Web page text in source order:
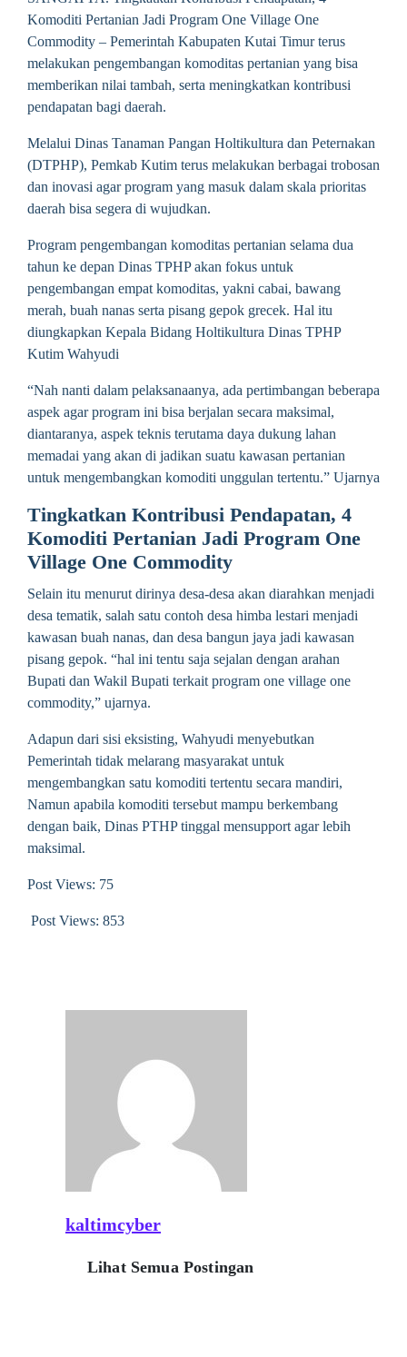
Komoditi Pertanian Jadi Program One Village One
Commodity – Pemerintah Kabupaten Kutai Timur terus
melakukan pengembangan komoditas pertanian yang bisa
memberikan nilai tambah, serta meningkatkan kontribusi
pendapatan bagi daerah.
Melalui Dinas Tanaman Pangan Holtikultura dan Peternakan
(DTPHP), Pemkab Kutim terus melakukan berbagai trobosan
dan inovasi agar program yang masuk dalam skala prioritas
daerah bisa segera di wujudkan.
Program pengembangan komoditas pertanian selama dua
tahun ke depan Dinas TPHP akan fokus untuk
pengembangan empat komoditas, yakni cabai, bawang
merah, buah nanas serta pisang gepok grecek. Hal itu
diungkapkan Kepala Bidang Holtikultura Dinas TPHP
Kutim Wahyudi
“Nah nanti dalam pelaksanaanya, ada pertimbangan beberapa
aspek agar program ini bisa berjalan secara maksimal,
diantaranya, aspek teknis terutama daya dukung lahan
memadai yang akan di jadikan suatu kawasan pertanian
untuk mengembangkan komoditi unggulan tertentu.” Ujarnya
Tingkatkan Kontribusi Pendapatan, 4
Komoditi Pertanian Jadi Program One
Village One Commodity
Selain itu menurut dirinya desa-desa akan diarahkan menjadi
desa tematik, salah satu contoh desa himba lestari menjadi
kawasan buah nanas, dan desa bangun jaya jadi kawasan
pisang gepok. “hal ini tentu saja sejalan dengan arahan
Bupati dan Wakil Bupati terkait program one village one
commodity,” ujarnya.
Adapun dari sisi eksisting, Wahyudi menyebutkan
Pemerintah tidak melarang masyarakat untuk
mengembangkan satu komoditi tertentu secara mandiri,
Namun apabila komoditi tersebut mampu berkembang
dengan baik, Dinas PTHP tinggal mensupport agar lebih
maksimal.
Post Views: 75
Post Views: 853
kaltimcyber
Lihat Semua Postingan